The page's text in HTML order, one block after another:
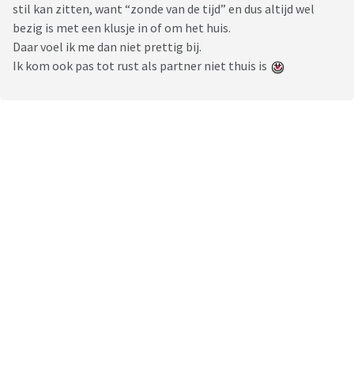
stil kan zitten, want “zonde van de tijd” en dus altijd wel
bezig is met een klusje in of om het huis.
Daar voel ik me dan niet prettig bij.
Ik kom ook pas tot rust als partner niet thuis is